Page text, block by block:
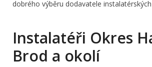
dobrého výběru dodavatele
Instalatéři Okres
Brod a okolí